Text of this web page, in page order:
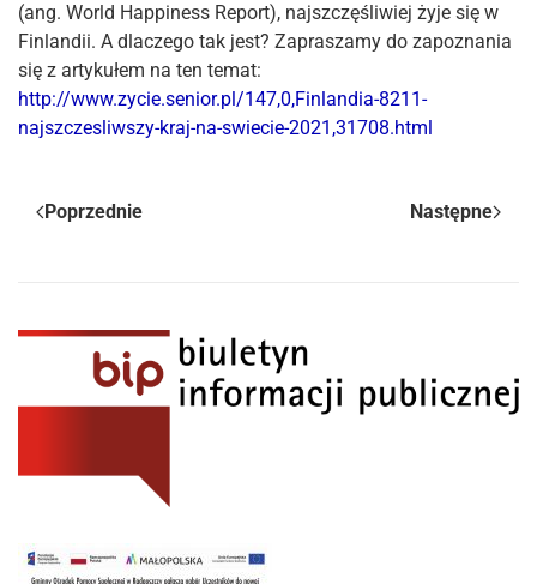
(ang. World Happiness Report), najszczęśliwiej żyje się w
Finlandii. A dlaczego tak jest? Zapraszamy do zapoznania
się z artykułem na ten temat:
http://www.zycie.senior.pl/147,0,Finlandia-8211-
najszczesliwszy-kraj-na-swiecie-2021,31708.html
Poprzednie Następne